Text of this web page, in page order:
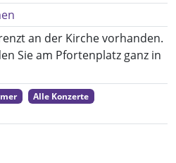
an der Kirche vorhanden.
Sie am Pfortenplatz ganz in
Alle Konzerte